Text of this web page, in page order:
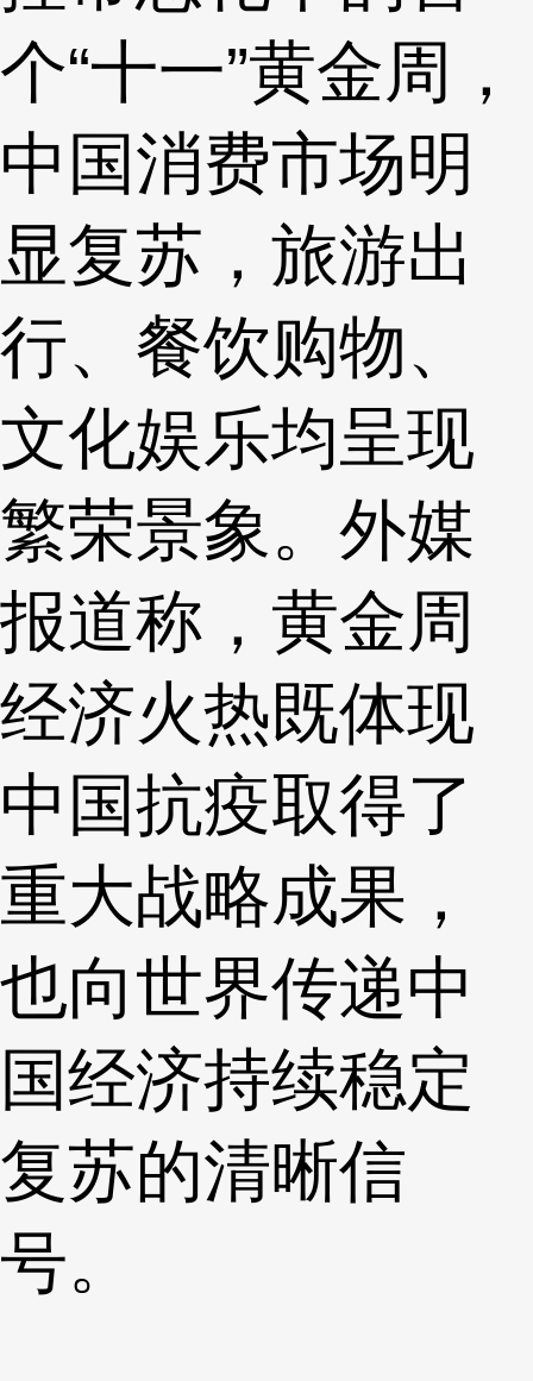
个“十一”黄金周，
中国消费市场明
显复苏，旅游出
行、餐饮购物、
文化娱乐均呈现
繁荣景象。外媒
报道称，黄金周
经济火热既体现
中国抗疫取得了
重大战略成果，
也向世界传递中
国经济持续稳定
复苏的清晰信
号。